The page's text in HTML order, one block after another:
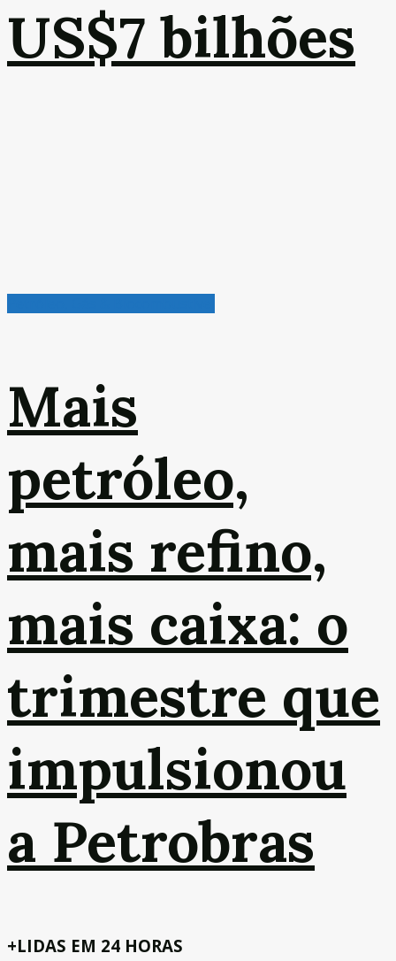
US$7 bilhões
Mais
petróleo,
mais refino,
mais caixa: o
trimestre que
impulsionou
a Petrobras
+LIDAS EM 24 HORAS